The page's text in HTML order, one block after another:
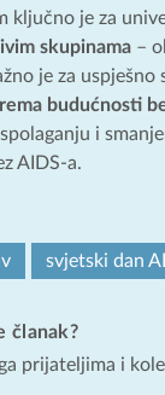
ključno je za
skupinama –
je za uspješno
budućnosti
i
AIDS-a.
svjetski dan
članak?
prijateljima i